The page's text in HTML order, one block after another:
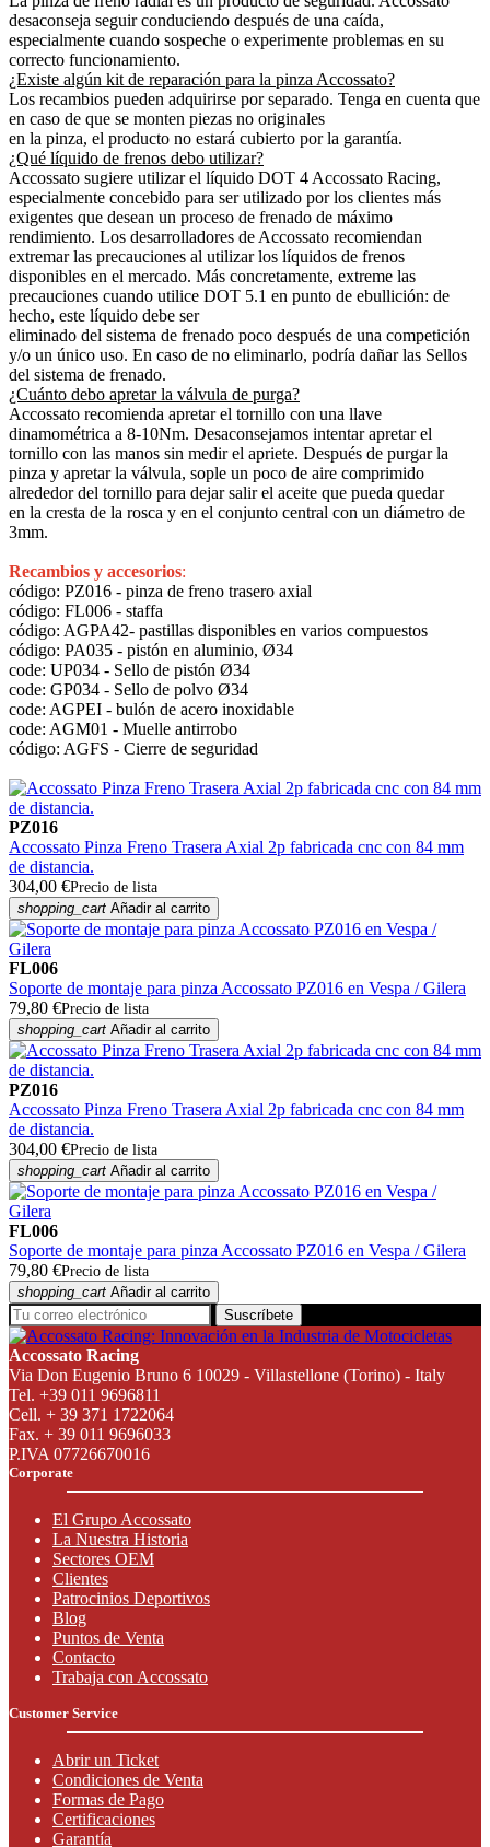
desaconseja seguir conduciendo después de una caída,
especialmente cuando sospeche o experimente problemas en su
correcto funcionamiento.
¿Existe algún kit de reparación para la pinza Accossato?
Los recambios pueden adquirirse por separado. Tenga en cuenta que
en caso de que se monten piezas no originales
en la pinza, el producto no estará cubierto por la garantía.
¿Qué líquido de frenos debo utilizar?
Accossato sugiere utilizar el líquido DOT 4 Accossato Racing,
especialmente concebido para ser utilizado por los clientes más
exigentes que desean un proceso de frenado de máximo
rendimiento. Los desarrolladores de Accossato recomiendan
extremar las precauciones al utilizar los líquidos de frenos
disponibles en el mercado. Más concretamente, extreme las
precauciones cuando utilice DOT 5.1 en punto de ebullición: de
hecho, este líquido debe ser
eliminado del sistema de frenado poco después de una competición
y/o un único uso. En caso de no eliminarlo, podría dañar las Sellos
del sistema de frenado.
¿Cuánto debo apretar la válvula de purga?
Accossato recomienda apretar el tornillo con una llave
dinamométrica a 8-10Nm. Desaconsejamos intentar apretar el
tornillo con las manos sin medir el apriete. Después de purgar la
pinza y apretar la válvula, sople un poco de aire comprimido
alrededor del tornillo para dejar salir el aceite que pueda quedar
en la cresta de la rosca y en el conjunto central con un diámetro de
3mm.
Recambios y accesorios:
código: PZ016 - pinza de freno trasero axial
código: FL006 - staffa
código: AGPA42- pastillas disponibles en varios compuestos
código: PA035 - pistón en aluminio, Ø34
code: UP034 - Sello de pistón Ø34
code: GP034 - Sello de polvo Ø34
code: AGPEI - bulón de acero inoxidable
code: AGM01 - Muelle antirrobo
código: AGFS - Cierre de seguridad
PZ016
Accossato Pinza Freno Trasera Axial 2p fabricada cnc con 84 mm
de distancia.
304,00 €Precio de lista
shopping_cart Añadir al carrito
FL006
Soporte de montaje para pinza Accossato PZ016 en Vespa / Gilera
79,80 €Precio de lista
shopping_cart Añadir al carrito
PZ016
Accossato Pinza Freno Trasera Axial 2p fabricada cnc con 84 mm
de distancia.
304,00 €Precio de lista
shopping_cart Añadir al carrito
FL006
Soporte de montaje para pinza Accossato PZ016 en Vespa / Gilera
79,80 €Precio de lista
shopping_cart Añadir al carrito
Suscríbete
Accossato Racing
Via Don Eugenio Bruno 6 10029 - Villastellone (Torino) - Italy
Tel. +39 011 9696811
Cell. + 39 371 1722064
Fax. + 39 011 9696033
P.IVA 07726670016
Corporate
El Grupo Accossato
La Nuestra Historia
Sectores OEM
Clientes
Patrocinios Deportivos
Blog
Puntos de Venta
Contacto
Trabaja con Accossato
Customer Service
Abrir un Ticket
Condiciones de Venta
Formas de Pago
Certificaciones
Garantía